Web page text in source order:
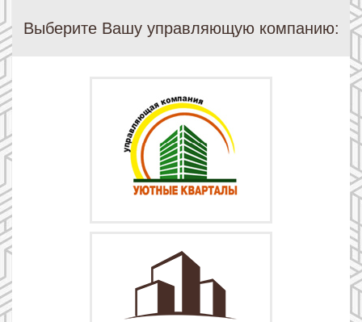
Выберите Вашу управляющую компанию: